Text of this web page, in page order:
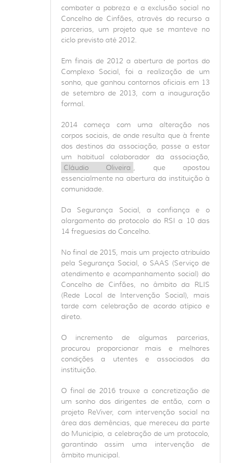
combater a pobreza e a exclusão social no
Concelho de Cinfães, através do recurso a
parcerias, um projeto que se manteve no
ciclo previsto até 2012.
Em finais de 2012 a abertura de portas do
Complexo Social, foi a realização de um
sonho, que ganhou contornos oficiais em 13
de setembro de 2013, com a inauguração
formal.
2014 começa com uma alteração nos
corpos sociais, de onde resulta que à frente
dos destinos da associação, passe a estar
um habitual colaborador da associação,
Cláudio Oliveira , que apostou
essencialmente na abertura da instituição à
comunidade.
Da Segurança Social, a confiança e o
alargamento do protocolo do RSI a 10 das
14 freguesias do Concelho.
No final de 2015, mais um projecto atribuído
pela Segurança Social, o SAAS (Serviço de
atendimento e acompanhamento social) do
Concelho de Cinfães, no âmbito da RLIS
(Rede Local de Intervenção Social), mais
tarde com celebração de acordo atípico e
direto.
O incremento de algumas parcerias,
procurou proporcionar mais e melhores
condições a utentes e associados da
instituição.
O final de 2016 trouxe a concretização de
um sonho dos dirigentes de então, com o
projeto ReViver, com intervenção social na
área das demências, que mereceu da parte
do Município, a celebração de um protocolo,
garantindo assim uma intervenção de
âmbito municipal.